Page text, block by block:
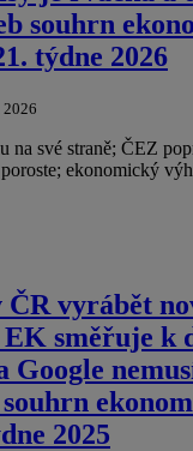
souhrn
týdne 2026
2026
své straně; ČEZ
ekonomický
ČR vyrábět
směřuje k
Google
2025